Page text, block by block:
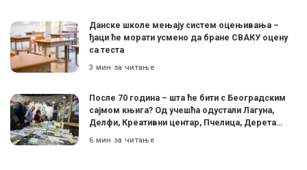
Данске школе мењају систем оцењивања –
ђаци ће морати усмено да бране СВАКУ оцену
са теста
3 мин за читање
После 70 година – шта ће бити с Београдским
сајмом књига? Од учешћа одустали Лагуна,
Делфи, Креативни центар, Пчелица, Дерета…
6 мин за читање